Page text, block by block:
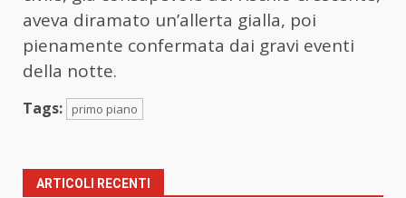
aveva diramato un’allerta gialla, poi
pienamente confermata dai gravi eventi
della notte.
Tags: primo piano
ARTICOLI RECENTI